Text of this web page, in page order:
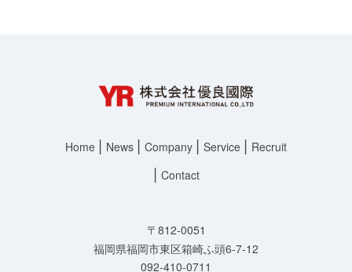
Home News Company Service
Recruit
Contact
〒812-0051
福岡県福岡市東区箱崎ふ頭6-7-12
092-410-0711